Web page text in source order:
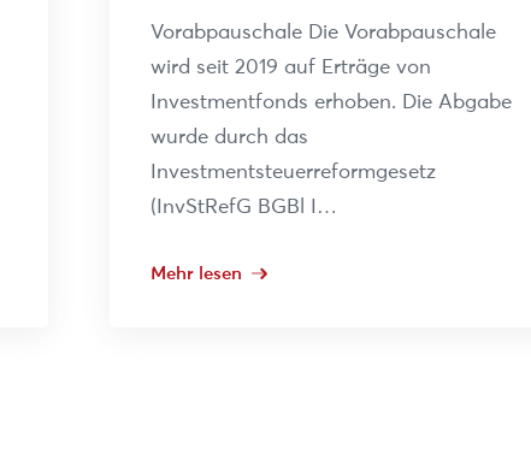
Vorabpauschale Die Vorabpauschale
wird seit 2019 auf Erträge von
Investmentfonds erhoben. Die Abgabe
wurde durch das
Investmentsteuerreformgesetz
(InvStRefG BGBl I…
Mehr lesen